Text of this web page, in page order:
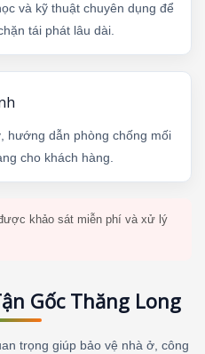
và kỹ thuật chuyên dụng để
tái phát lâu dài.
hướng dẫn phòng chống mối
cho khách hàng.
khảo sát miễn phí và xử lý
Gốc Thăng Long
trọng giúp bảo vệ nhà ở, công